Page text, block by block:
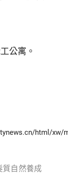
公寓。
html/xw/
質自然養成